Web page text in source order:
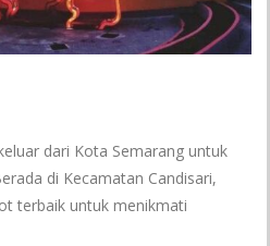
dari Kota Semarang untuk
di Kecamatan Candisari,
terbaik untuk menikmati